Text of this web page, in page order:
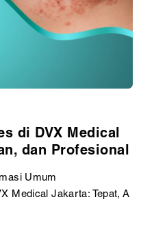
di DVX Medical
dan Profesional
Umum
Medical Jakarta: Tepat, A